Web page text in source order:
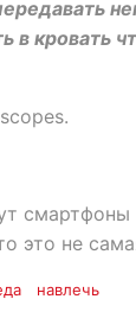
в кровать
смартфоны
это не
навлечь